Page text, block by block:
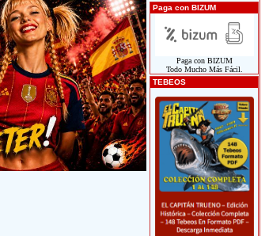
Paga con BIZUM
Paga con BIZUM
Todo Mucho Más Fácil.
TEBEOS